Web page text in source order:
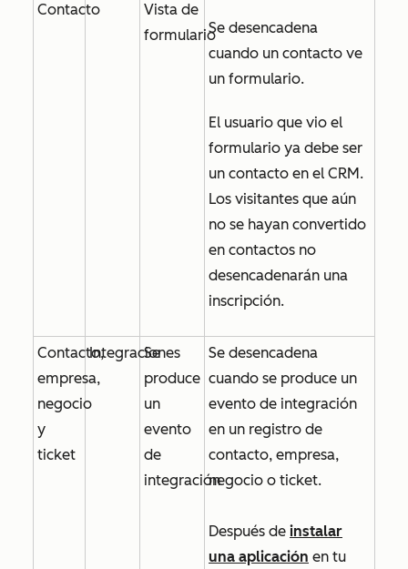
Contacto
Vista de
formularioSe desencadena
cuando un contacto ve
un formulario.
El usuario que vio el
formulario ya debe ser
un contacto en el CRM.
Los visitantes que aún
no se hayan convertido
en contactos no
desencadenarán una
inscripción.
Contacto,
empresa,
negocio
y
ticket
Integraciones
Se
produce
un
evento
de
integración
Se desencadena
cuando se produce un
evento de integración
en un registro de
contacto, empresa,
negocio o ticket.
Después de instalar
una aplicación en tu